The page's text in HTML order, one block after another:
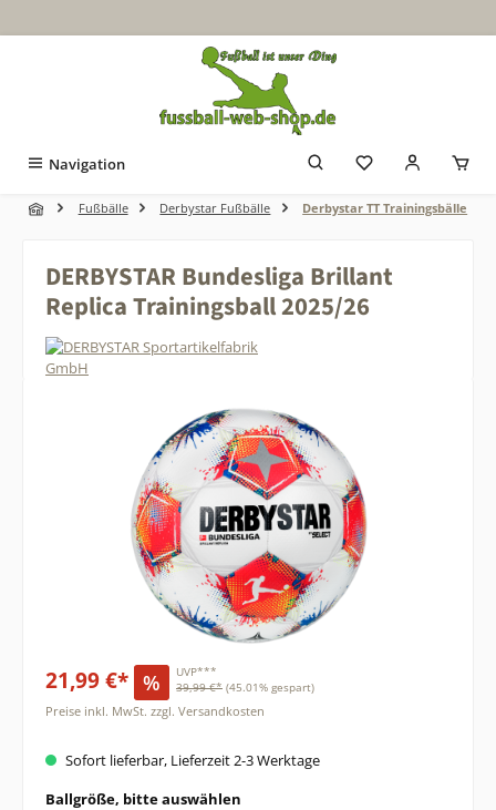
Navigation
Fußbälle Derbystar Fußbälle Derbystar TT Trainingsbälle
DERBYSTAR Bundesliga Brillant
Replica Trainingsball 2025/26
Bildergalerie überspringen
21,99 €* %
UVP***
39,99 €* (45.01% gespart)
Preise inkl. MwSt. zzgl. Versandkosten
Sofort lieferbar, Lieferzeit 2-3 Werktage
Ballgröße, bitte auswählen